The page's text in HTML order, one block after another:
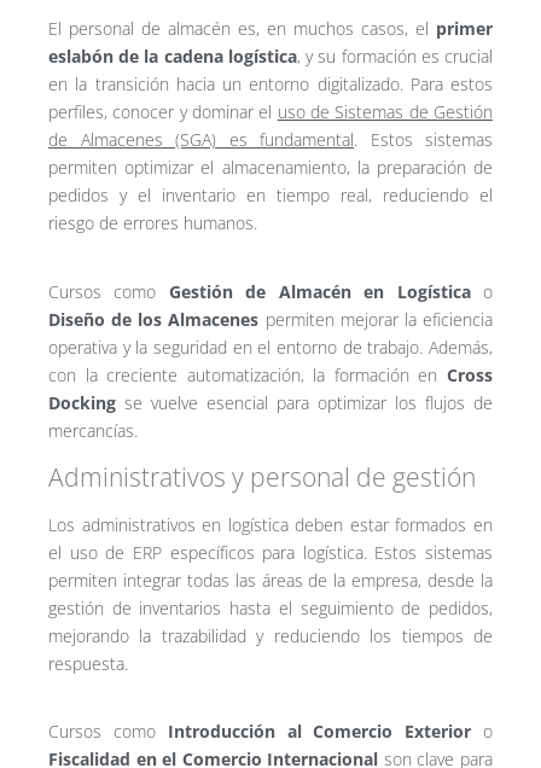
El personal de almacén es, en muchos casos, el primer
eslabón de la cadena logística, y su formación es crucial
en la transición hacia un entorno digitalizado. Para estos
perfiles, conocer y dominar el uso de Sistemas de Gestión
de Almacenes (SGA) es fundamental. Estos sistemas
permiten optimizar el almacenamiento, la preparación de
pedidos y el inventario en tiempo real, reduciendo el
riesgo de errores humanos.
Cursos como Gestión de Almacén en Logísticao
Diseño de los Almacenes permiten mejorar la eficiencia
operativa y la seguridad en el entorno de trabajo. Además,
con la creciente automatización, la formación en Cross
Docking se vuelve esencial para optimizar los flujos de
mercancías.
Administrativos y personal de gestión
Los administrativos en logística deben estar formados en
el uso de ERP específicos para logística. Estos sistemas
permiten integrar todas las áreas de la empresa, desde la
gestión de inventarios hasta el seguimiento de pedidos,
mejorando la trazabilidad y reduciendo los tiempos de
respuesta.
Cursos como Introducción al Comercio Exterior o
Fiscalidad en el Comercio Internacional son clave para